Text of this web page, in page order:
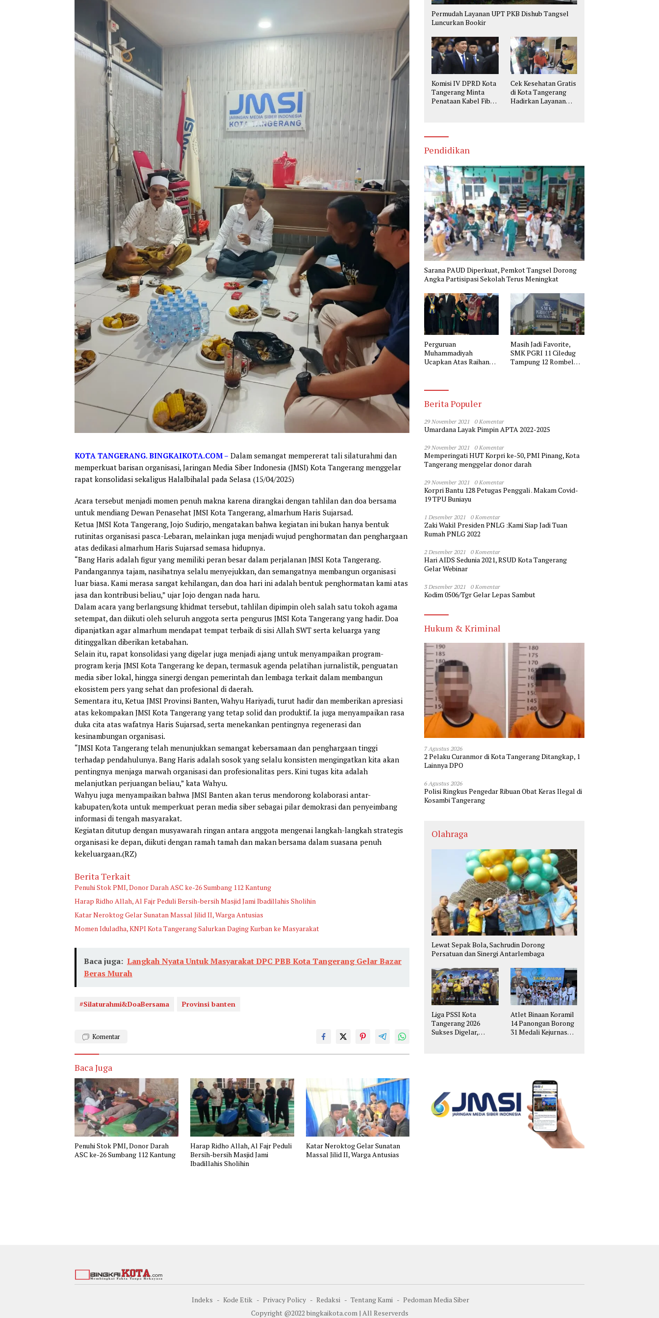
KOTA TANGERANG. BINGKAIKOTA.COM – Dalam semangat mempererat tali silaturahmi dan
memperkuat barisan organisasi, Jaringan Media Siber Indonesia (JMSI) Kota Tangerang menggelar
rapat konsolidasi sekaligus Halalbihalal pada Selasa (15/04/2025)
Acara tersebut menjadi momen penuh makna karena dirangkai dengan tahlilan dan doa bersama
untuk mendiang Dewan Penasehat JMSI Kota Tangerang, almarhum Haris Sujarsad.
Ketua JMSI Kota Tangerang, Jojo Sudirjo, mengatakan bahwa kegiatan ini bukan hanya bentuk
rutinitas organisasi pasca-Lebaran, melainkan juga menjadi wujud penghormatan dan penghargaan
atas dedikasi almarhum Haris Sujarsad semasa hidupnya.
“Bang Haris adalah figur yang memiliki peran besar dalam perjalanan JMSI Kota Tangerang.
Pandangannya tajam, nasihatnya selalu menyejukkan, dan semangatnya membangun organisasi
luar biasa. Kami merasa sangat kehilangan, dan doa hari ini adalah bentuk penghormatan kami atas
jasa dan kontribusi beliau,” ujar Jojo dengan nada haru.
Dalam acara yang berlangsung khidmat tersebut, tahlilan dipimpin oleh salah satu tokoh agama
setempat, dan diikuti oleh seluruh anggota serta pengurus JMSI Kota Tangerang yang hadir. Doa
dipanjatkan agar almarhum mendapat tempat terbaik di sisi Allah SWT serta keluarga yang
ditinggalkan diberikan ketabahan.
Selain itu, rapat konsolidasi yang digelar juga menjadi ajang untuk menyampaikan program-
program kerja JMSI Kota Tangerang ke depan, termasuk agenda pelatihan jurnalistik, penguatan
media siber lokal, hingga sinergi dengan pemerintah dan lembaga terkait dalam membangun
ekosistem pers yang sehat dan profesional di daerah.
Sementara itu, Ketua JMSI Provinsi Banten, Wahyu Hariyadi, turut hadir dan memberikan apresiasi
atas kekompakan JMSI Kota Tangerang yang tetap solid dan produktif. Ia juga menyampaikan rasa
duka cita atas wafatnya Haris Sujarsad, serta menekankan pentingnya regenerasi dan
kesinambungan organisasi.
“JMSI Kota Tangerang telah menunjukkan semangat kebersamaan dan penghargaan tinggi
terhadap pendahulunya. Bang Haris adalah sosok yang selalu konsisten mengingatkan kita akan
pentingnya menjaga marwah organisasi dan profesionalitas pers. Kini tugas kita adalah
melanjutkan perjuangan beliau,” kata Wahyu.
Wahyu juga menyampaikan bahwa JMSI Banten akan terus mendorong kolaborasi antar-
kabupaten/kota untuk memperkuat peran media siber sebagai pilar demokrasi dan penyeimbang
informasi di tengah masyarakat.
Kegiatan ditutup dengan musyawarah ringan antara anggota mengenai langkah-langkah strategis
organisasi ke depan, diikuti dengan ramah tamah dan makan bersama dalam suasana penuh
kekeluargaan.(RZ)
Berita Terkait
Penuhi Stok PMI, Donor Darah ASC ke-26 Sumbang 112 Kantung
Harap Ridho Allah, Al Fajr Peduli Bersih-bersih Masjid Jami Ibadillahis Sholihin
Katar Neroktog Gelar Sunatan Massal Jilid II, Warga Antusias
Momen Iduladha, KNPI Kota Tangerang Salurkan Daging Kurban ke Masyarakat
Baca juga: Langkah Nyata Untuk Masyarakat DPC PBB Kota Tangerang Gelar Bazar
Beras Murah
#Silaturahmi&DoaBersama Provinsi banten
Komentar
Baca Juga
Penuhi Stok PMI, Donor Darah
ASC ke-26 Sumbang 112 Kantung
Harap Ridho Allah, Al Fajr Peduli
Bersih-bersih Masjid Jami
Ibadillahis Sholihin
Katar Neroktog Gelar Sunatan
Massal Jilid II, Warga Antusias
Permudah Layanan UPT PKB Dishub Tangsel
Luncurkan Bookir
Komisi IV DPRD Kota
Tangerang Minta
Penataan Kabel Fiber
Cek Kesehatan Gratis
di Kota Tangerang
Hadirkan Layanan
Pendidikan
Sarana PAUD Diperkuat, Pemkot Tangsel Dorong
Angka Partisipasi Sekolah Terus Meningkat
Perguruan
Muhammadiyah
Ucapkan Atas Raihan
Tangerang
Masih Jadi Favorite,
SMK PGRI 11 Ciledug
Tampung 12 Rombel
Berita Populer
29 November 2021 0 Komentar
Umardana Layak Pimpin APTA 2022-2025
29 November 2021 0 Komentar
Memperingati HUT Korpri ke-50, PMI Pinang, Kota
Tangerang menggelar donor darah
29 November 2021 0 Komentar
Korpri Bantu 128 Petugas Penggali . Makam Covid-
19 TPU Buniayu
1 Desember 2021 0 Komentar
Zaki Wakil Presiden PNLG :Kami Siap Jadi Tuan
Rumah PNLG 2022
2 Desember 2021 0 Komentar
Hari AIDS Sedunia 2021, RSUD Kota Tangerang
Gelar Webinar
3 Desember 2021 0 Komentar
Kodim 0506/Tgr Gelar Lepas Sambut
Hukum & Kriminal
7 Agustus 2026
2 Pelaku Curanmor di Kota Tangerang Ditangkap, 1
Lainnya DPO
6 Agustus 2026
Polisi Ringkus Pengedar Ribuan Obat Keras Ilegal di
Kosambi Tangerang
Olahraga
Lewat Sepak Bola, Sachrudin Dorong
Persatuan dan Sinergi Antarlembaga
Liga PSSI Kota
Tangerang 2026
Sukses Digelar,
Atlet Binaan Koramil
14 Panongan Borong
31 Medali Kejurnas
Indeks Kode Etik Privacy Policy Redaksi Tentang Kami
Pedoman Media Siber
Copyright @2022 bingkaikota.com | All Reserverds